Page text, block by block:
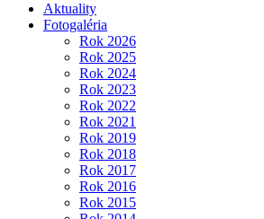
Aktuality
Fotogaléria
Rok 2026
Rok 2025
Rok 2024
Rok 2023
Rok 2022
Rok 2021
Rok 2019
Rok 2018
Rok 2017
Rok 2016
Rok 2015